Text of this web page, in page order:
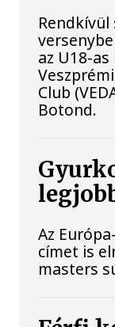
az U18-
Club
Botond.
Az
címet is
masters